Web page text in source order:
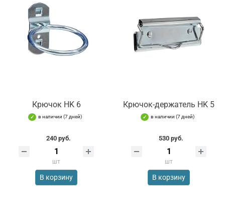
Крючок HK 6
в наличии (7 дней)
240 руб.
шт
В корзину
Крючок-держатель HK 5
в наличии (7 дней)
530 руб.
шт
В корзину